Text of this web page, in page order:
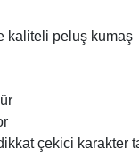
kaliteli peluş kumaş
çekici karakter